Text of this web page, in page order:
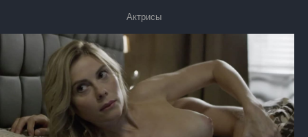
Актрисы